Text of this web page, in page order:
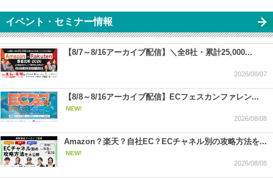
イベント・セミナー情報
【8/7～8/16アーカイブ配信】＼全8社・累計25,000...
2026/08/07
【8/8～8/16アーカイブ配信】ECフェスカンファレン...
NEW!
2026/08/08
Amazon？楽天？自社EC？ECチャネル別の攻略方法を...
NEW!
2026/08/08